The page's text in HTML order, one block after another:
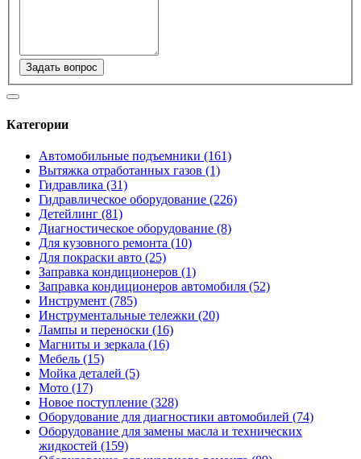
Задать вопрос
Категории
Автомобильные подъемники (161)
Вытяжка отработанных газов (1)
Гидравлика (31)
Гидравлическое оборудование (226)
Детейлинг (81)
Диагностическое оборудование (8)
Для кузовного ремонта (10)
Для покраски авто (25)
Заправка кондиционеров (1)
Заправка кондиционеров автомобиля (52)
Инструмент (785)
Инструментальные тележки (20)
Лампы и переноски (16)
Магниты и зеркала (16)
Мебель (15)
Мойка деталей (5)
Мото (17)
Новое поступление (328)
Оборудование для диагностики автомобилей (74)
Оборудование для замены масла и технических
жидкостей (159)